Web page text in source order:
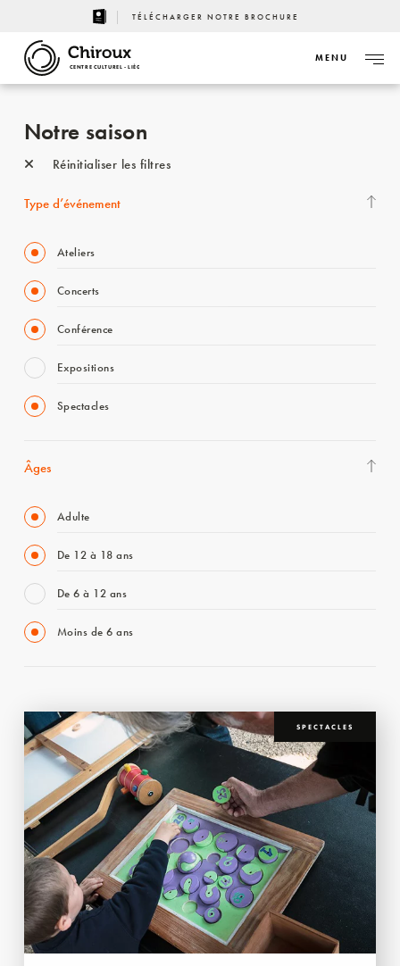
TÉLÉCHARGER NOTRE BROCHURE
CENTRE CULTUREL - LIÈGE
MENU
Notre saison
Réinitialiser les filtres
Type d’événement
Ateliers
Concerts
Conférence
Expositions
Spectacles
Âges
Adulte
De 12 à 18 ans
De 6 à 12 ans
Moins de 6 ans
SPECTACLES